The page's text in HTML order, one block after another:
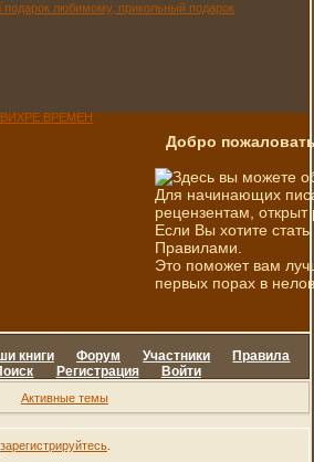
Добро
Здесь вы можете
Для начинающих
рецензентам, открыт
Если Вы хотите
Правилами.
Это поможет вам
первых порах в
книги Форум Участники
Правила
Регистрация Войти
Активные темы
зарегистрируйтесь.